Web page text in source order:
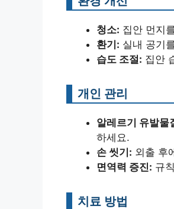
청소: 집안 먼지
환기: 실내 공기
습도 조절: 집안
개인 관리
알레르기 유발물
하세요.
손 씻기: 외출 후
면역력 증진: 규
치료 방법